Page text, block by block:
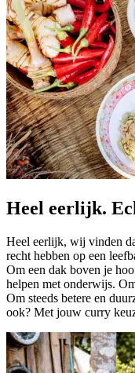
Heel eerlijk.
Heel eerlijk, wij vinden
recht hebben op een
Om een dak boven je
helpen met onderwijs.
Om steeds betere en
ook? Met jouw curry